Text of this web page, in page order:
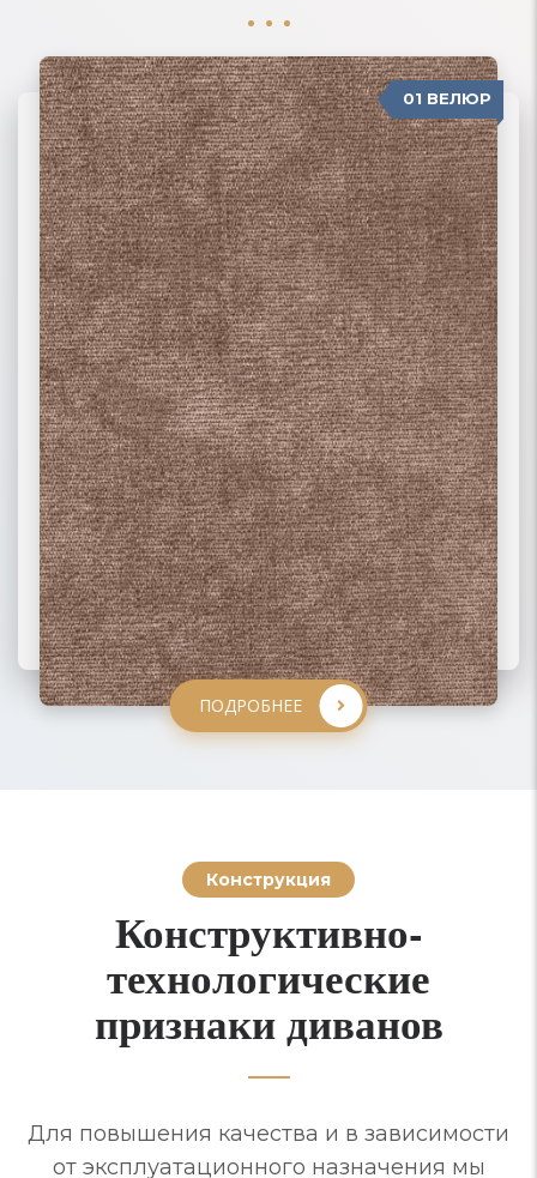
06 ЖАККАРД
ПОДРОБНЕЕ
01 ВЕЛЮР
ПОДРОБНЕЕ
02 РОГОЖКА
ПОДРОБНЕЕ
03 ФЛОК
ПОДРОБНЕЕ
Конструкция
Конструктивно-
технологические
признаки диванов
Для повышения качества и в зависимости
от эксплуатационного назначения мы